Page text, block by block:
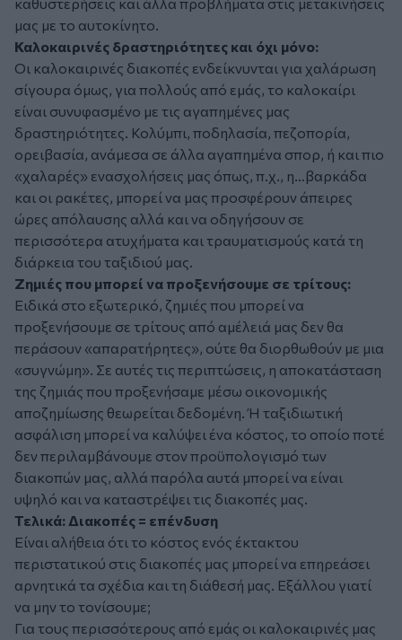
καθυστερήσεις και άλλα προβλήματα στις μετακινήσεις
μας με το αυτοκίνητο.
Καλοκαιρινές δραστηριότητες και όχι μόνο:
Οι καλοκαιρινές διακοπές ενδείκνυνται για χαλάρωση
σίγουρα όμως, για πολλούς από εμάς, το καλοκαίρι
είναι συνυφασμένο με τις αγαπημένες μας
δραστηριότητες. Κολύμπι, ποδηλασία, πεζοπορία,
ορειβασία, ανάμεσα σε άλλα αγαπημένα σπορ, ή και πιο
«χαλαρές» ενασχολήσεις μας όπως, π.χ., η…βαρκάδα
και οι ρακέτες, μπορεί να μας προσφέρουν άπειρες
ώρες απόλαυσης αλλά και να οδηγήσουν σε
περισσότερα ατυχήματα και τραυματισμούς κατά τη
διάρκεια του ταξιδιού μας.
Ζημιές που μπορεί να προξενήσουμε σε τρίτους:
Ειδικά στο εξωτερικό, ζημιές που μπορεί να
προξενήσουμε σε τρίτους από αμέλειά μας δεν θα
περάσουν «απαρατήρητες», ούτε θα διορθωθούν με μια
«συγνώμη». Σε αυτές τις περιπτώσεις, η αποκατάσταση
της ζημιάς που προξενήσαμε μέσω οικονομικής
αποζημίωσης θεωρείται δεδομένη. Ή ταξιδιωτική
ασφάλιση μπορεί να καλύψει ένα κόστος, το οποίο ποτέ
δεν περιλαμβάνουμε στον προϋπολογισμό των
διακοπών μας, αλλά παρόλα αυτά μπορεί να είναι
υψηλό και να καταστρέψει τις διακοπές μας.
Τελικά: Διακοπές = επένδυση
Είναι αλήθεια ότι το κόστος ενός έκτακτου
περιστατικού στις διακοπές μας μπορεί να επηρεάσει
αρνητικά τα σχέδια και τη διάθεσή μας. Εξάλλου γιατί
να μην το τονίσουμε;
Για τους περισσότερους από εμάς οι καλοκαιρινές μας